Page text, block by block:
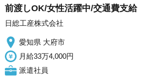
前渡しOK/女性活躍中/交通費支給
日総工産株式会社
愛知県 大府市
月給33万4,000円
派遣社員